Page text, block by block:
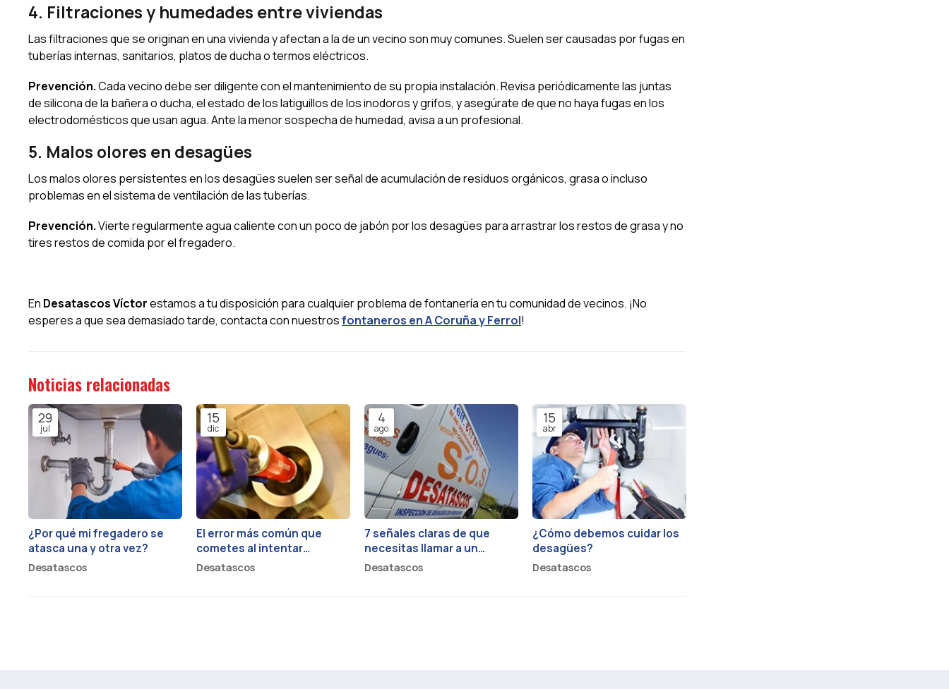
4. Filtraciones y humedades entre viviendas
Las filtraciones que se originan en una vivienda y afectan a la de un vecino son muy comunes. Suelen ser causadas por fugas en
tuberías internas, sanitarios, platos de ducha o termos eléctricos.
Prevención.Cada vecino debe ser diligente con el mantenimiento de su propia instalación. Revisa periódicamente las juntas
de silicona de la bañera o ducha, el estado de los latiguillos de los inodoros y grifos, y asegúrate de que no haya fugas en los
electrodomésticos que usan agua. Ante la menor sospecha de humedad, avisa a un profesional.
5. Malos olores en desagües
Los malos olores persistentes en los desagües suelen ser señal de acumulación de residuos orgánicos, grasa o incluso
problemas en el sistema de ventilación de las tuberías.
Prevención.Vierte regularmente agua caliente con un poco de jabón por los desagües para arrastrar los restos de grasa y no
tires restos de comida por el fregadero.
En Desatascos Víctorestamos a tu disposición para cualquier problema de fontanería en tu comunidad de vecinos. ¡No
esperes a que sea demasiado tarde, contacta con nuestrosfontaneros en A Coruña y Ferrol!
Noticias relacionadas
29
jul
¿Por qué mi fregadero se
atasca una y otra vez?
Desatascos
15
dic
El error más común que
cometes al intentar
desatascar el WC y cómo
Desatascos
4
ago
7 señales claras de que
necesitas llamar a un
fontanero urgente
Desatascos
15
abr
¿Cómo debemos cuidar los
desagües?
Desatascos